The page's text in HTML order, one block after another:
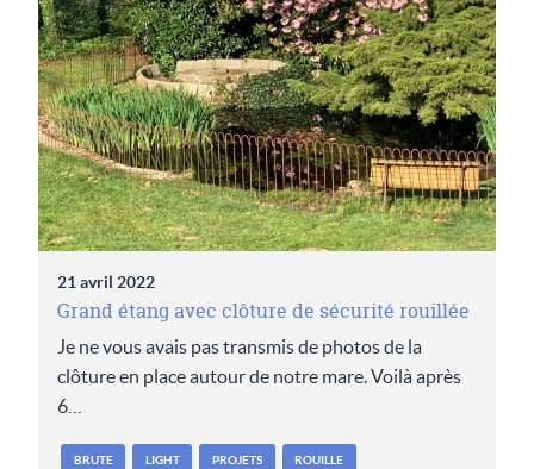
21 avril 2022
Grand étang avec clôture de sécurité rouillée
Je ne vous avais pas transmis de photos de la
clôture en place autour de notre mare. Voilà après
6…
BRUTE LIGHT PROJETS ROUILLE